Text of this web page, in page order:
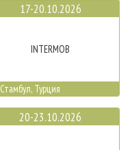
17-20.10.2026
INTERMOB
Стамбул, Турция
20-23.10.2026